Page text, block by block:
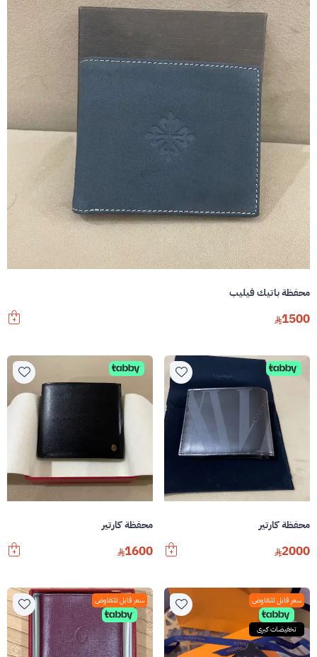
محفظة باتيك فيليب
1500
محفظة كارتير
2000
محفظة كارتير
1600
سعر قابل للتفاوض
تخفيضات كبرى
سعر قابل للتفاوض